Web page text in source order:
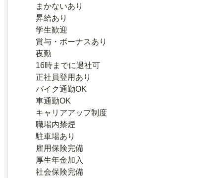
まかないあり
昇給あり
学生歓迎
賞与・ボーナスあり
夜勤
16時までに退社可
正社員登用あり
バイク通勤OK
車通勤OK
キャリアアップ制度
職場内禁煙
駐車場あり
雇用保険完備
厚生年金加入
社会保険完備